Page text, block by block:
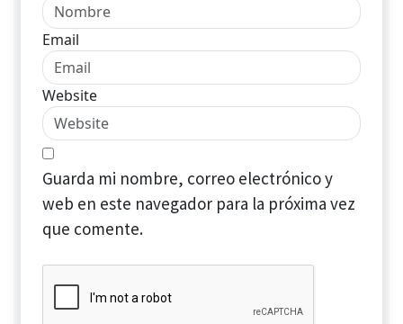
Email
Website
Guarda mi nombre, correo electrónico y
web en este navegador para la próxima vez
que comente.